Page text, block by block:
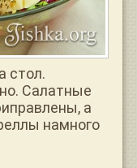
стол.
Салатные
а
намного